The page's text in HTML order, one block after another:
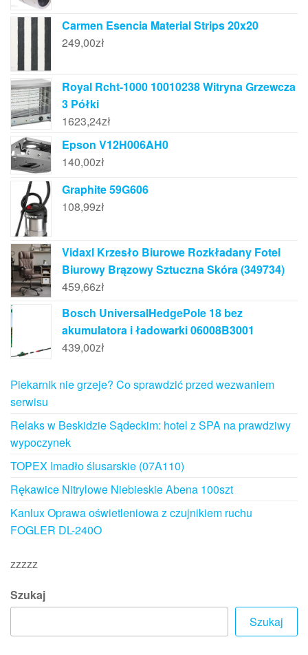
Carmen Esencia Material Strips 20x20
249,00zł
Royal Rcht-1000 10010238 Witryna Grzewcza
3 Półki
1623,24zł
Epson V12H006AH0
140,00zł
Graphite 59G606
108,99zł
Vidaxl Krzesło Biurowe Rozkładany Fotel
Biurowy Brązowy Sztuczna Skóra (349734)
459,66zł
Bosch UniversalHedgePole 18 bez
akumulatora i ładowarki 06008B3001
439,00zł
Piekarnik nie grzeje? Co sprawdzić przed wezwaniem
serwisu
Relaks w Beskidzie Sądeckim: hotel z SPA na prawdziwy
wypoczynek
TOPEX Imadło ślusarskie (07A110)
Rękawice Nitrylowe Niebieskie Abena 100szt
Kanlux Oprawa oświetleniowa z czujnikiem ruchu
FOGLER DL-240O
zzzzz
Szukaj
Szukaj